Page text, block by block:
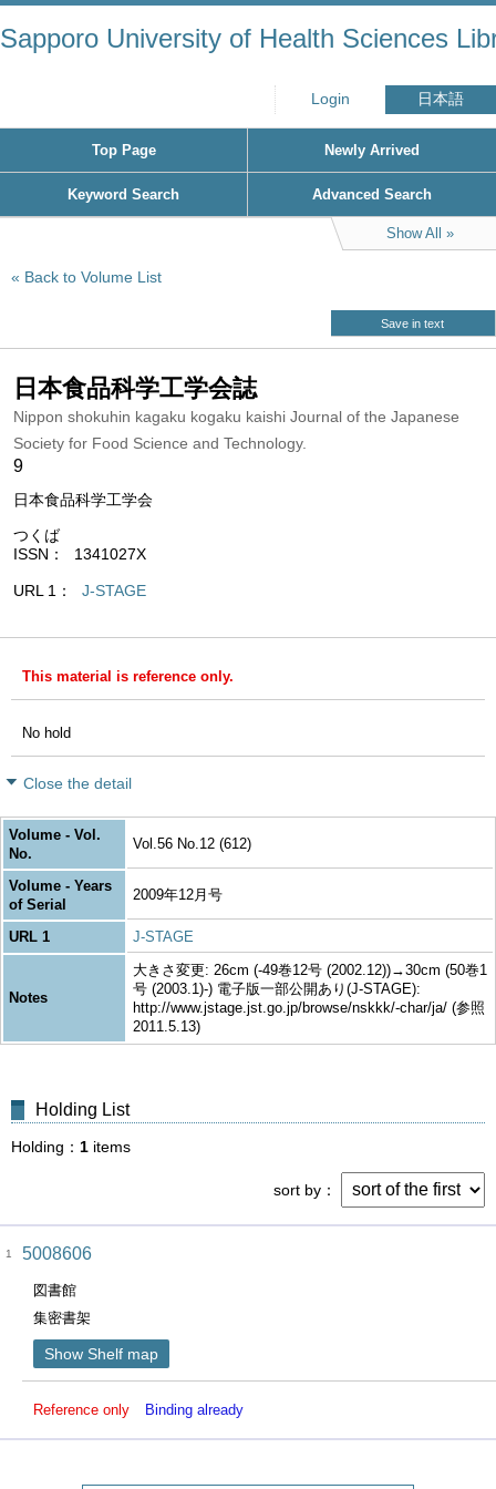
Sapporo University of Health Sciences
Login 日本語
Top Page Newly Arrived
Keyword Search Advanced Search
Show All
Back to Volume List
Save in text
日本食品科学工学会誌
Nippon shokuhin kagaku kogaku kaishi Journal of the Japanese
Society for Food Science and Technology.
9
日本食品科学工学会
つくば
ISSN
1341027X
URL 1 J-STAGE
This material is reference only.
No hold
Close the detail
Volume - Vol.
No.
Vol.56 No.12 (612)
Volume - Years
of Serial
2009年12月号
URL 1 J-STAGE
Notes
大きさ変更: 26cm (-49巻12号 (2002.12))→30cm (50巻1
号 (2003.1)-) 電子版一部公開あり(J-STAGE):
http://www.jstage.jst.go.jp/browse/nskkk/-char/ja/ (参照
2011.5.13)
Holding List
Holding 1 items
sort by
1 5008606
図書館
集密書架
Show Shelf map
Reference only Binding already